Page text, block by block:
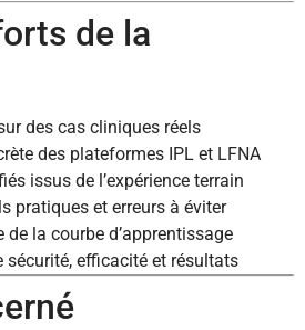
de la
des cas cliniques réels
des plateformes IPL et LFNA
issus de l’expérience terrain
pratiques et erreurs à éviter
de la courbe d’apprentissage
sécurité, efficacité et résultats